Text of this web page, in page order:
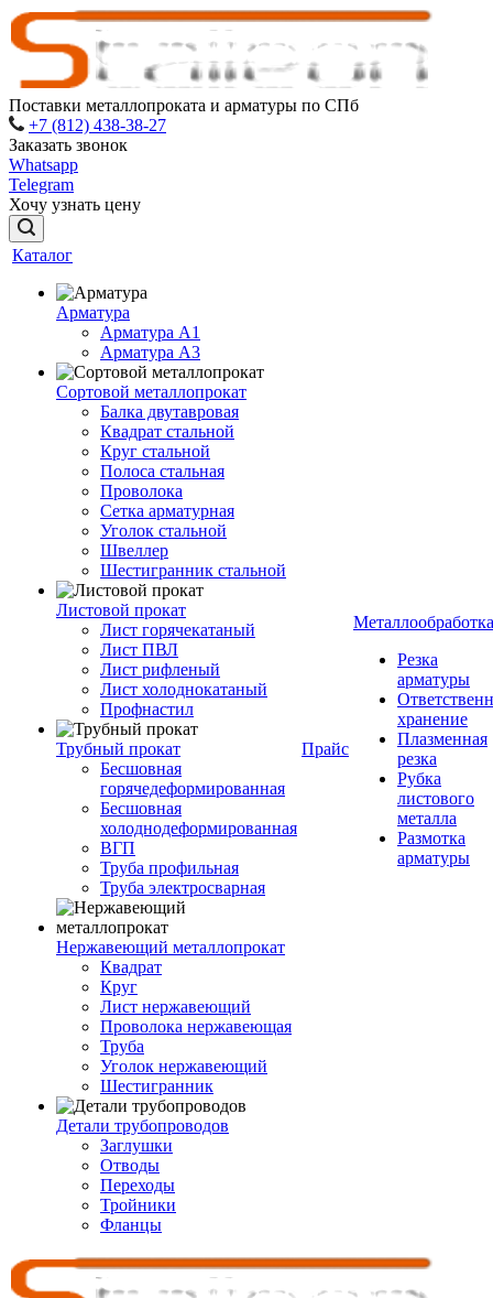
Поставки металлопроката и арматуры по СПб
+7 (812) 438-38-27
Заказать звонок
Whatsapp
Telegram
Хочу узнать цену
Каталог
Арматура
Арматура A1
Арматура А3
Сортовой металлопрокат
Балка двутавровая
Квадрат стальной
Круг стальной
Полоса стальная
Проволока
Сетка арматурная
Уголок стальной
Швеллер
Шестигранник стальной
Листовой прокат
Лист горячекатаный
Лист ПВЛ
Лист рифленый
Лист холоднокатаный
Профнастил
Трубный прокат
Бесшовная
горячедеформированная
Бесшовная
холоднодеформированная
ВГП
Труба профильная
Труба электросварная
Нержавеющий металлопрокат
Квадрат
Круг
Лист нержавеющий
Проволока нержавеющая
Труба
Уголок нержавеющий
Шестигранник
Детали трубопроводов
Заглушки
Отводы
Переходы
Тройники
Фланцы
Прайс
Металлообработка
Резка
арматуры
хранение
Плазменная
резка
Рубка
листового
металла
Размотка
арматуры